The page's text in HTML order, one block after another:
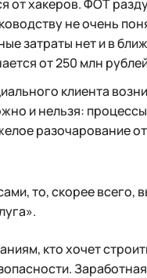
от хакеров. ФОТ
не очень
затраты нет и в
от 250 млн
клиента
и нельзя:
разочарование
то, скорее всего,
кто хочет